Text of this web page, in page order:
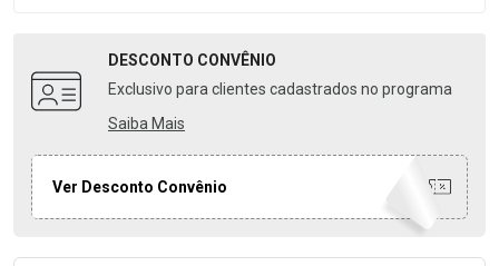
DESCONTO CONVÊNIO
Exclusivo para clientes cadastrados no programa
Saiba Mais
Ver Desconto Convênio